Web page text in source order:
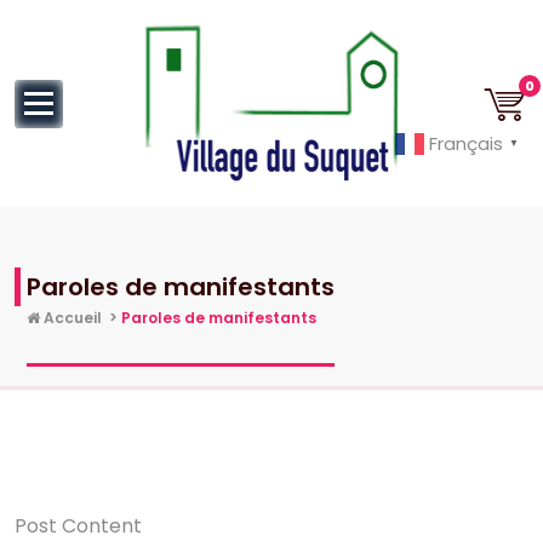
0
Paroles de manifestants
Accueil > Paroles de manifestants
Post Content
Français ▼